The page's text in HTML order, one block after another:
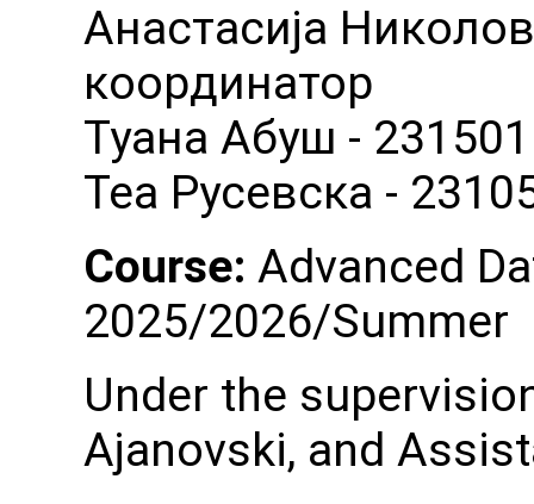
Анастасија
координатор
Туана Абуш - 231501
Теа Русевска -
Course: Advanced
2025/2026/Summer
Under the
Ajanovski, and